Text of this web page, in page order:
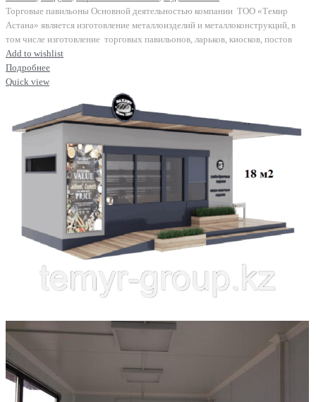
Торговые павильоны Основной деятельностью компании ТОО «Темир
Астана» является изготовление металлоизделий и металлоконструкций, в
том числе изготовление торговых павильонов, ларьков, киосков, постов
Add to wishlist
Подробнее
Quick view